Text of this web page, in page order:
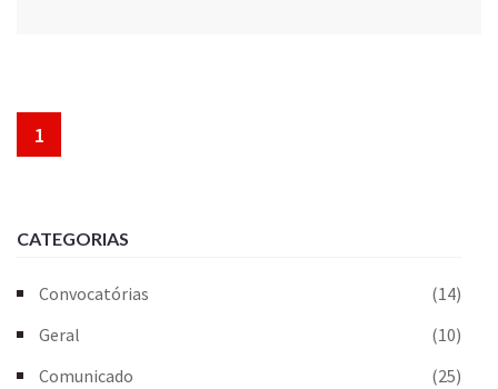
1
CATEGORIAS
Convocatórias
(14)
Geral
(10)
Comunicado
(25)